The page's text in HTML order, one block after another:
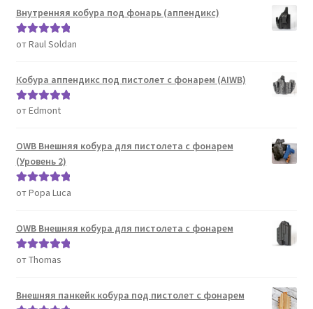
Внутренняя кобура под фонарь (аппендикс)
Оценка5из
от Raul Soldan
Кобура аппендикс под пистолет с фонарем (AIWB)
Оценка5из
от Edmont
OWB Внешняя кобура для пистолета с фонарем
(Уровень 2)
Оценка 5 из
от Popa Luca
OWB Внешняя кобура для пистолета с фонарем
Оценка5из
от Thomas
Внешняя панкейк кобура под пистолет с фонарем